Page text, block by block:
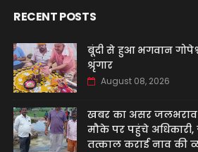
RECENT POSTS
बूंदी से हुआ भगवान
श्रृंगार
August 08, 2026
खबर का असर जलभराव
मौके पर पहुंचे अधिकारी,
तत्काल कराई नाव की